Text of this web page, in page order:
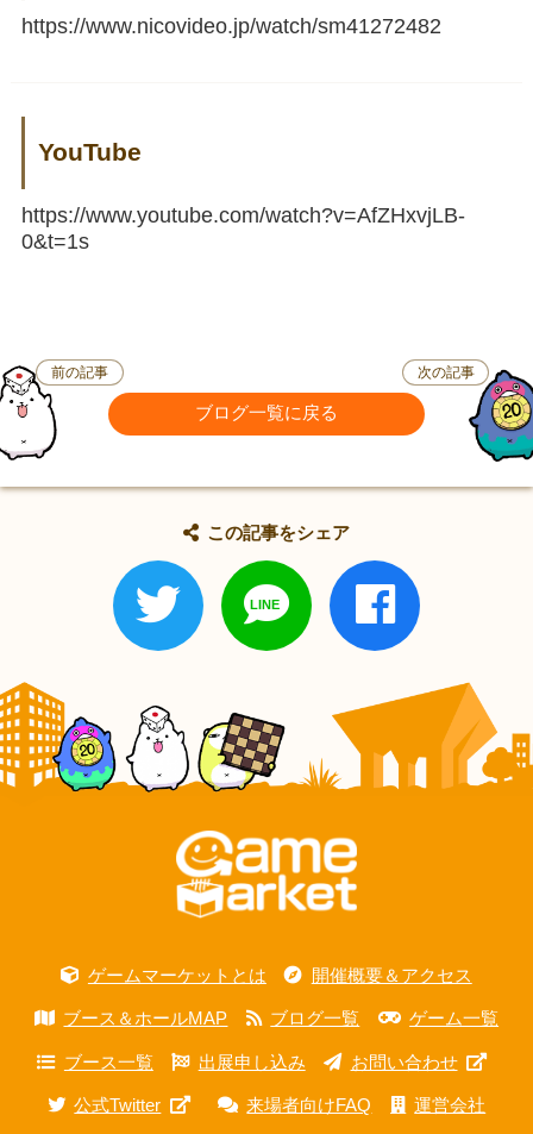
https://www.nicovideo.jp/watch/sm41272482
YouTube
https://www.youtube.com/watch?v=AfZHxvjLB-
0&t=1s
前の記事
ブログ一覧に戻る
次の記事
この記事をシェア
ゲームマーケットとは 開催概要＆アクセス
ブース＆ホールMAP ブログ一覧 ゲーム一覧
ブース一覧 出展申し込み お問い合わせ
公式Twitter 来場者向けFAQ 運営会社